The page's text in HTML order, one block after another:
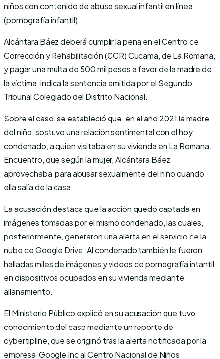
niños con contenido de abuso sexual infantil en línea
(pornografía infantil).
Alcántara Báez deberá cumplir la pena en el Centro de
Corrección y Rehabilitación (CCR) Cucama, de La Romana,
y pagar una multa de 500 mil pesos a favor de la madre de
la víctima, indica la sentencia emitida por el Segundo
Tribunal Colegiado del Distrito Nacional.
Sobre el caso, se estableció que, en el año 2021 la madre
del niño, sostuvo una relación sentimental con el hoy
condenado, a quien visitaba en su vivienda en La Romana.
Encuentro, que según la mujer, Alcántara Báez
aprovechaba para abusar sexualmente del niño cuando
ella salía de la casa.
La acusación destaca que la acción quedó captada en
imágenes tomadas por el mismo condenado, las cuales,
posteriormente, generaron una alerta en el servicio de la
nube de Google Drive. Al condenado también le fueron
halladas miles de imágenes y videos de pornografía intantil
en dispositivos ocupados en su vivienda mediante
allanamiento.
El Ministerio Público explicó en su acusación que tuvo
conocimiento del caso mediante un reporte de
cybertipline, que se originó tras la alerta notificada por la
empresa Google Inc al Centro Nacional de Niños